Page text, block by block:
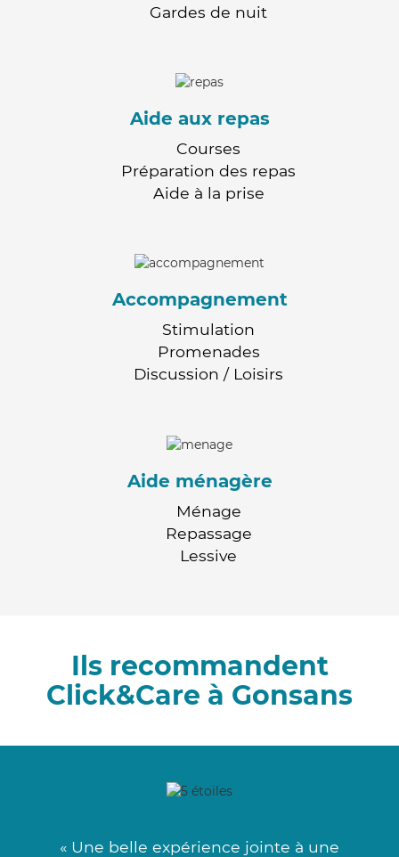
Gardes de nuit
Aide aux repas
Courses
Préparation des repas
Aide à la prise
Accompagnement
Stimulation
Promenades
Discussion / Loisirs
Aide ménagère
Ménage
Repassage
Lessive
Ils recommandent
Click&Care à Gonsans
« Une belle expérience jointe à une